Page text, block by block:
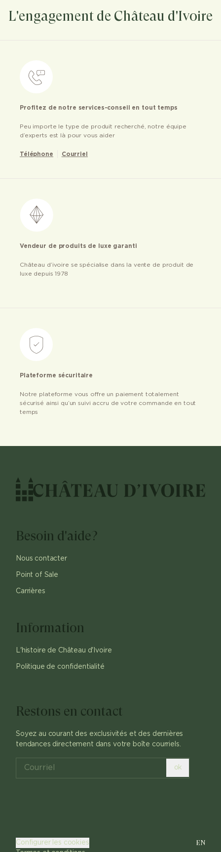
L'engagement de Château d'Ivoire
Profitez de notre services-conseil en tout temps
Peu importe le type de produit recherché, notre équipe
d’experts est là pour vous aider
Téléphone Courriel
Vendeur de produits de luxe garanti
Château d’ivoire se spécialise dans la vente de produit de
luxe depuis 1978
Plateforme sécuritaire
Notre plateforme vous offre un paiement totalement
sécurisé ainsi qu’un suivi accru de votre commande en tout
temps
Besoin d'aide?
Nous contacter
Point of Sale
Carrières
Information
L'histoire de Château d'Ivoire
Politique de confidentialité
Restons en contact
Soyez au courant des exclusivités et des dernières
tendances directement dans votre boîte courriels.
ok
Configurer les cookies
EN